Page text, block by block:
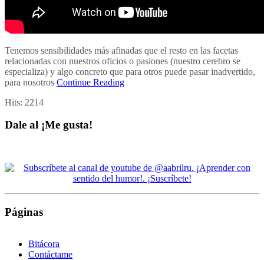
Tenemos sensibilidades más afinadas que el resto en las facetas
relacionadas con nuestros oficios o pasiones (nuestro cerebro se
especializa) y algo concreto que para otros puede pasar inadvertido,
para nosotros Continue Reading
Hits: 2214
Dale al ¡Me gusta!
Páginas
Bitácora
Contáctame